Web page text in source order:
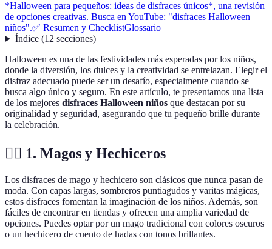
*Halloween para pequeños: ideas de disfraces únicos*, una revisión
de opciones creativas. Busca en YouTube: "disfraces Halloween
niños".✅ Resumen y ChecklistGlossario
Índice(12 secciones)
Halloween es una de las festividades más esperadas por los niños,
donde la diversión, los dulces y la creatividad se entrelazan. Elegir el
disfraz adecuado puede ser un desafío, especialmente cuando se
busca algo único y seguro. En este artículo, te presentamos una lista
de los mejores disfraces Halloween niños que destacan por su
originalidad y seguridad, asegurando que tu pequeño brille durante
la celebración.
🧙‍♂️ 1. Magos y Hechiceros
Los disfraces de mago y hechicero son clásicos que nunca pasan de
moda. Con capas largas, sombreros puntiagudos y varitas mágicas,
estos disfraces fomentan la imaginación de los niños. Además, son
fáciles de encontrar en tiendas y ofrecen una amplia variedad de
opciones. Puedes optar por un mago tradicional con colores oscuros
o un hechicero de cuento de hadas con tonos brillantes.